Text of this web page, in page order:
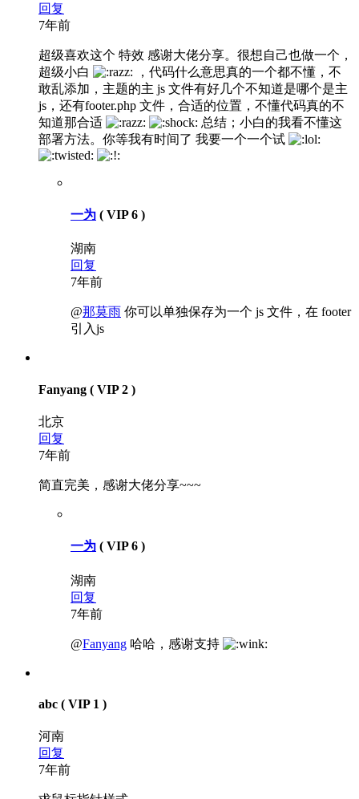
回复
7年前
超级喜欢这个 特效 感谢大佬分享。很想自己也做一个，
超级小白
，代码什么意思真的一个都不懂，不
敢乱添加，主题的主 js 文件有好几个不知道是哪个是主
js，还有footer.php 文件，合适的位置，不懂代码真的不
知道那合适
总结；小白的我看不懂这
部署方法。你等我有时间了 我要一个一个试
一为 ( VIP 6 )
湖南
回复
7年前
@那莫雨 你可以单独保存为一个 js 文件，在 footer
引入js
Fanyang ( VIP 2 )
北京
回复
7年前
简直完美，感谢大佬分享~~~
一为 ( VIP 6 )
湖南
回复
7年前
@Fanyang 哈哈，感谢支持
abc ( VIP 1 )
河南
回复
7年前